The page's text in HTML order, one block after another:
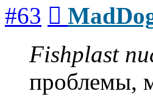
#63
Fishplast
проблемы,